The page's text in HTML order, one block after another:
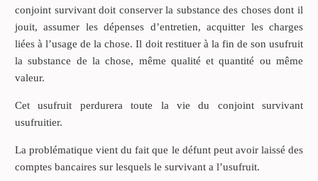
conjoint survivant doit conserver la substance des choses dont il
jouit, assumer les dépenses d’entretien, acquitter les charges
liées à l’usage de la chose. Il doit restituer à la fin de son usufruit
la substance de la chose, même qualité et quantité ou même
valeur.
Cet usufruit perdurera toute la vie du conjoint survivant
usufruitier.
La problématique vient du fait que le défunt peut avoir laissé des
comptes bancaires sur lesquels le survivant a l’usufruit.